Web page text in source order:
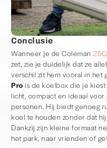
Conclusie
Wanneer je de Coleman
zet, zie je duidelijk dat ze
verschil zit hem vooral in
Pro is de koelbox die je
licht, compact en ideaal
personen. Hij biedt genoeg
koel te houden zonder dat
Dankzij zijn kleine formaat
het park, naar vrienden of